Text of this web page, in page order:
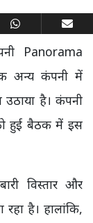
Panorama
अन्य कंपनी में
है। कंपनी
हुई बैठक में इस
विस्तार और
है। हालांकि,